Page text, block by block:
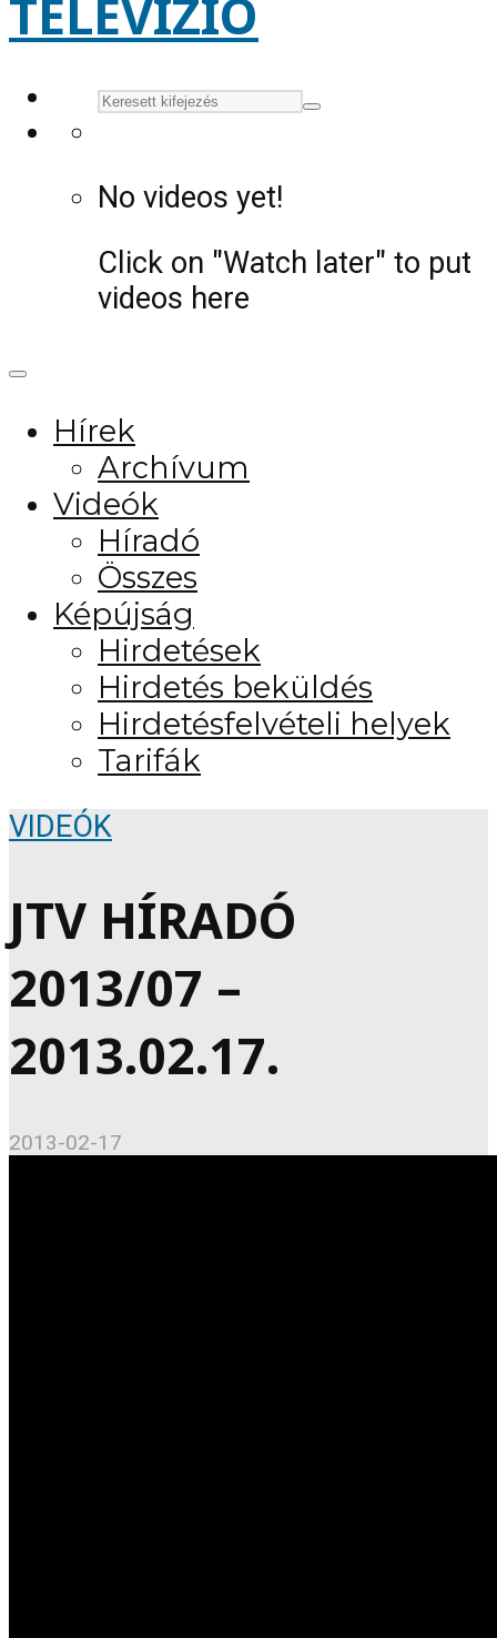
No videos yet!
Click on "Watch later" to put
videos here
Hírek
Archívum
Videók
Híradó
Összes
Képújság
Hirdetések
Hirdetés beküldés
Hirdetésfelvételi helyek
Tarifák
VIDEÓK
JTV HÍRADÓ
2013/07 –
2013.02.17.
2013-02-17